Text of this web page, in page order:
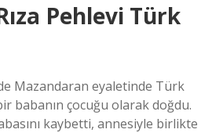
Pehlevi Türk
Mazandaran eyaletinde Türk
babanın çocuğu olarak doğdu.
kaybetti, annesiyle birlikte